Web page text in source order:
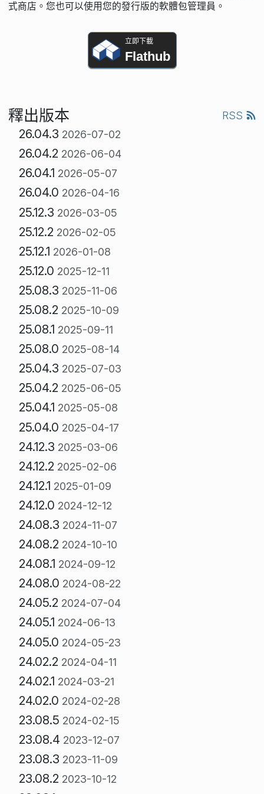
式商店。您也可以使用您的發行版的軟體包管理員。
立即下載
Flathub
釋出版本 RSS
26.04.3 2026-07-02
26.04.2 2026-06-04
26.04.1 2026-05-07
26.04.0 2026-04-16
25.12.3 2026-03-05
25.12.2 2026-02-05
25.12.1 2026-01-08
25.12.0 2025-12-11
25.08.3 2025-11-06
25.08.2 2025-10-09
25.08.1 2025-09-11
25.08.0 2025-08-14
25.04.3 2025-07-03
25.04.2 2025-06-05
25.04.1 2025-05-08
25.04.0 2025-04-17
24.12.3 2025-03-06
24.12.2 2025-02-06
24.12.1 2025-01-09
24.12.0 2024-12-12
24.08.3 2024-11-07
24.08.2 2024-10-10
24.08.1 2024-09-12
24.08.0 2024-08-22
24.05.2 2024-07-04
24.05.1 2024-06-13
24.05.0 2024-05-23
24.02.2 2024-04-11
24.02.1 2024-03-21
24.02.0 2024-02-28
23.08.5 2024-02-15
23.08.4 2023-12-07
23.08.3 2023-11-09
23.08.2 2023-10-12